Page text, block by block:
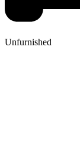
Unfurnished